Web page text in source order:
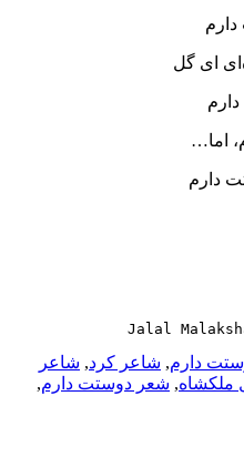
ای گل
اما…
دارم
دارم, شاعر کرد, شاعر
ملکشاه, شعر دوستت دارم,